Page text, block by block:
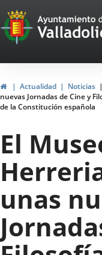
Portal
Web
del
de
Valladolid
HomeActualidad Noticias
nuevas Jornadas de Cine y
de la Constitución española
El
unas